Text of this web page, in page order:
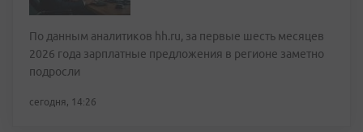
По данным аналитиков hh.ru, за первые шесть месяцев
2026 года зарплатные предложения в регионе заметно
подросли
сегодня, 14:26